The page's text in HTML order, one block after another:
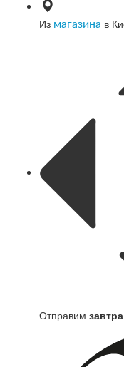
Из магазина в
Отправим завтра